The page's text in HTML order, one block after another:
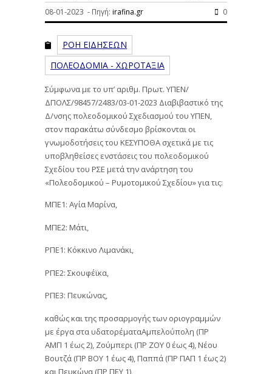
08-01-2023 - Πηγή: irafina.gr 0
ΡΟΗ ΕΙΔΗΣΕΩΝ
ΠΟΛΕΟΔΟΜΙΑ - ΧΩΡΟΤΑΞΙΑ
Σύμφωνα με το υπ’ αριθμ. Πρωτ. ΥΠΕΝ/
ΔΠΟΛΣ/98457/2483/03-01-2023 Διαβιβαστικό της
Δ/νσης πολεοδομικού Σχεδιασμού του ΥΠΕΝ,
στον παρακάτω σύνδεσμο βρίσκονται οι
γνωμοδοτήσεις του ΚΕΣΥΠΟΘΑ σχετικά με τις
υποβληθείσες ενστάσεις του πολεοδομικού
Σχεδίου του ΡΣΕ μετά την ανάρτηση του
«Πολεοδομικού – Ρυμοτομικού Σχεδίου» για τις:
ΜΠΕ1: Αγία Μαρίνα,
ΜΠΕ2: Μάτι,
ΡΠΕ1: Κόκκινο Λιμανάκι,
ΡΠΕ2: Σκουφέϊκα,
ΡΠΕ3: Πευκώνας,
καθώς και της προσαρμογής των οριογραμμών
με έργα στα υδατορέματαΑμπελούπολη (ΠΡ
ΑΜΠ 1 έως 2), Ζούμπερι (ΠΡ ΖΟΥ 0 έως 4), Νέου
Βουτζά (ΠΡ ΒΟΥ 1 έως 4), Παππά (ΠΡ ΠΑΠ 1 έως 2)
και Πευκώνα (ΠΡ ΠΕΥ 1),